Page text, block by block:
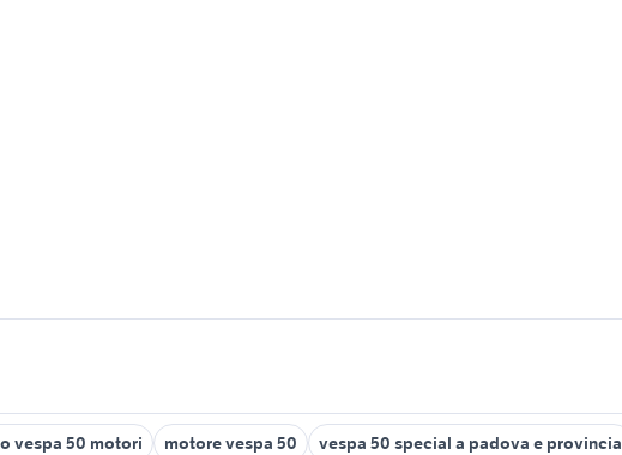
vespa 50 motori motore vespa 50 vespa 50 special a padova e provincia